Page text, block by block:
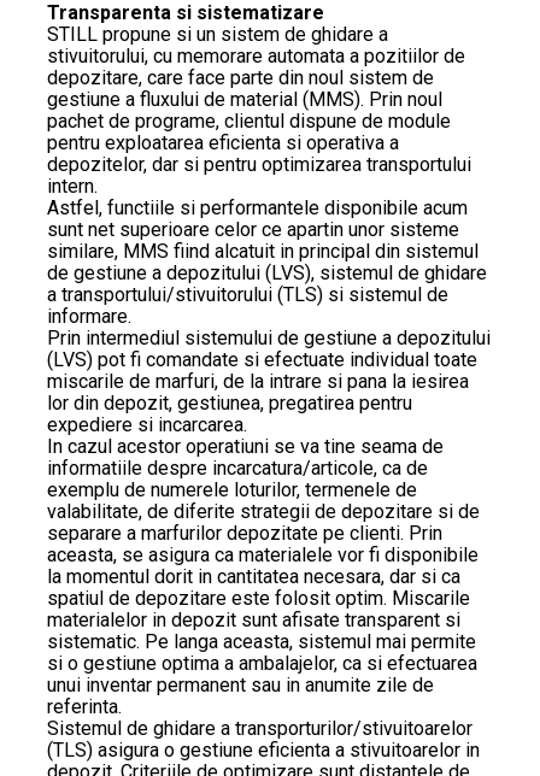
Transparenta si sistematizare
STILL propune si un sistem de ghidare a
stivuitorului, cu memorare automata a pozitiilor de
depozitare, care face parte din noul sistem de
gestiune a fluxului de material (MMS). Prin noul
pachet de programe, clientul dispune de module
pentru exploatarea eficienta si operativa a
depozitelor, dar si pentru optimizarea transportului
intern.
Astfel, functiile si performantele disponibile acum
sunt net superioare celor ce apartin unor sisteme
similare, MMS fiind alcatuit in principal din sistemul
de gestiune a depozitului (LVS), sistemul de ghidare
a transportului/stivuitorului (TLS) si sistemul de
informare.
Prin intermediul sistemului de gestiune a depozitului
(LVS) pot fi comandate si efectuate individual toate
miscarile de marfuri, de la intrare si pana la iesirea
lor din depozit, gestiunea, pregatirea pentru
expediere si incarcarea.
In cazul acestor operatiuni se va tine seama de
informatiile despre incarcatura/articole, ca de
exemplu de numerele loturilor, termenele de
valabilitate, de diferite strategii de depozitare si de
separare a marfurilor depozitate pe clienti. Prin
aceasta, se asigura ca materialele vor fi disponibile
la momentul dorit in cantitatea necesara, dar si ca
spatiul de depozitare este folosit optim. Miscarile
materialelor in depozit sunt afisate transparent si
sistematic. Pe langa aceasta, sistemul mai permite
si o gestiune optima a ambalajelor, ca si efectuarea
unui inventar permanent sau in anumite zile de
referinta.
Sistemul de ghidare a transporturilor/stivuitoarelor
(TLS) asigura o gestiune eficienta a stivuitoarelor in